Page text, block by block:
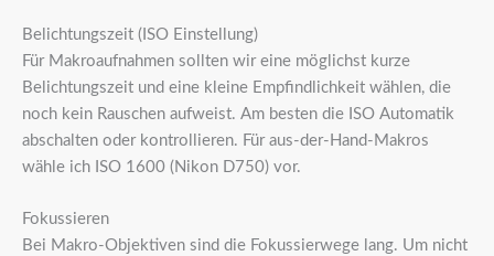
Belichtungszeit (ISO Einstellung)
Für Makroaufnahmen sollten wir eine möglichst kurze
Belichtungszeit und eine kleine Empfindlichkeit wählen, die
noch kein Rauschen aufweist. Am besten die ISO Automatik
abschalten oder kontrollieren. Für aus-der-Hand-Makros
wähle ich ISO 1600 (Nikon D750) vor.
Fokussieren
Bei Makro-Objektiven sind die Fokussierwege lang. Um nicht